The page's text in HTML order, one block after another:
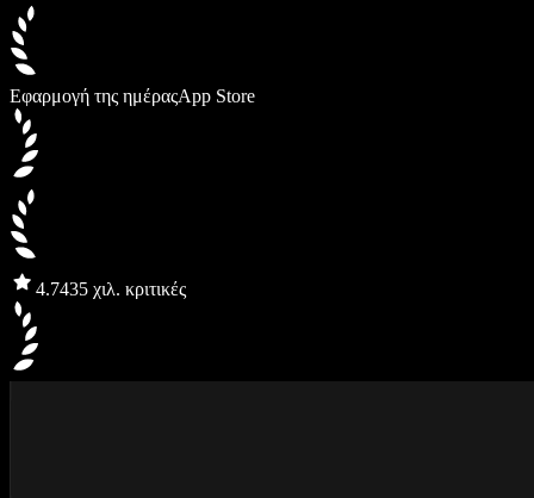
Εφαρμογή της ημέραςApp Store
4.7435 χιλ. κριτικές